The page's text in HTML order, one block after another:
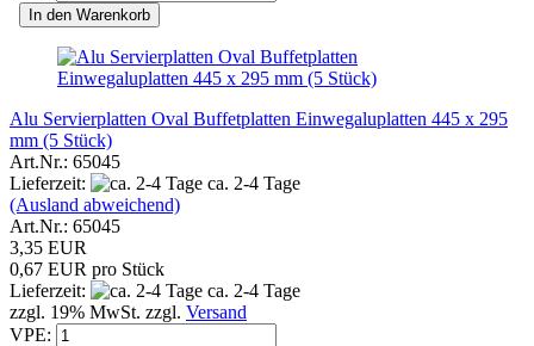
In den Warenkorb
Alu Servierplatten Oval Buffetplatten Einwegaluplatten 445 x 295
mm (5 Stück)
Art.Nr.: 65045
Lieferzeit:
ca. 2-4 Tage
(Ausland abweichend)
Art.Nr.: 65045
3,35 EUR
0,67 EUR pro Stück
Lieferzeit:
ca. 2-4 Tage
zzgl. 19% MwSt. zzgl. Versand
VPE: